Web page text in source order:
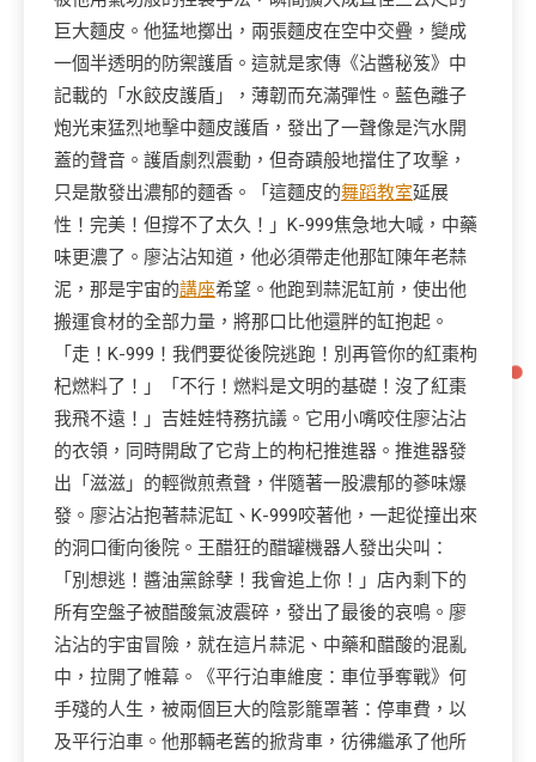
巨大麵皮。他猛地擲出，兩張麵皮在空中交疊，變成
一個半透明的防禦護盾。這就是家傳《沾醬秘笈》中
記載的「水餃皮護盾」，薄韌而充滿彈性。藍色離子
炮光束猛烈地擊中麵皮護盾，發出了一聲像是汽水開
蓋的聲音。護盾劇烈震動，但奇蹟般地擋住了攻擊，
只是散發出濃郁的麵香。「這麵皮的舞蹈教室延展
性！完美！但撐不了太久！」K-999焦急地大喊，中藥
味更濃了。廖沾沾知道，他必須帶走他那缸陳年老蒜
泥，那是宇宙的講座希望。他跑到蒜泥缸前，使出他
搬運食材的全部力量，將那口比他還胖的缸抱起。
「走！K-999！我們要從後院逃跑！別再管你的紅棗枸
杞燃料了！」「不行！燃料是文明的基礎！沒了紅棗
我飛不遠！」吉娃娃特務抗議。它用小嘴咬住廖沾沾
的衣領，同時開啟了它背上的枸杞推進器。推進器發
出「滋滋」的輕微煎煮聲，伴隨著一股濃郁的蔘味爆
發。廖沾沾抱著蒜泥缸、K-999咬著他，一起從撞出來
的洞口衝向後院。王醋狂的醋罐機器人發出尖叫：
「別想逃！醬油黨餘孽！我會追上你！」店內剩下的
所有空盤子被醋酸氣波震碎，發出了最後的哀鳴。廖
沾沾的宇宙冒險，就在這片蒜泥、中藥和醋酸的混亂
中，拉開了帷幕。《平行泊車維度：車位爭奪戰》何
手殘的人生，被兩個巨大的陰影籠罩著：停車費，以
及平行泊車。他那輛老舊的掀背車，彷彿繼承了他所